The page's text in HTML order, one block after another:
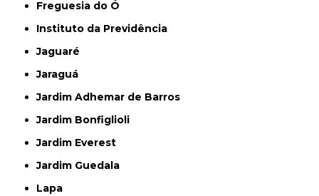
Freguesia do Ó
Instituto da Previdência
Jaguaré
Jaraguá
Jardim Adhemar de Barros
Jardim Bonfiglioli
Jardim Everest
Jardim Guedala
Lapa